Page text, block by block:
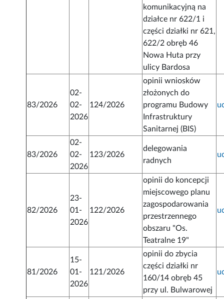
komunikacyjną na
działce nr 622/1 i
części działki nr 621,
622/2 obręb 46
Nowa Huta przy
ulicy Bardosa
83/2026
02-
02-
2026
124/2026
opinii wniosków
złożonych do
programu Budowy
Infrastruktury
Sanitarnej (BIS)
83/2026
02-
02-
2026
123/2026
delegowania
radnych
82/2026
23-
01-
2026
122/2026
opinii do koncepcji
miejscowego planu
zagospodarowania
przestrzennego
obszaru "Os.
Teatralne 19"
81/2026
15-
01-
2026
121/2026
opinii do zbycia
części działki nr
160/14 obręb 45
przy ul. Bulwarowej